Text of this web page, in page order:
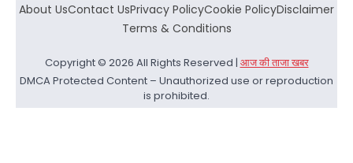
About UsContact UsPrivacy PolicyCookie PolicyDisclaimer
Terms & Conditions
Copyright © 2026 All Rights Reserved | आज की ताजा खबर
DMCA Protected Content – Unauthorized use or reproduction
is prohibited.